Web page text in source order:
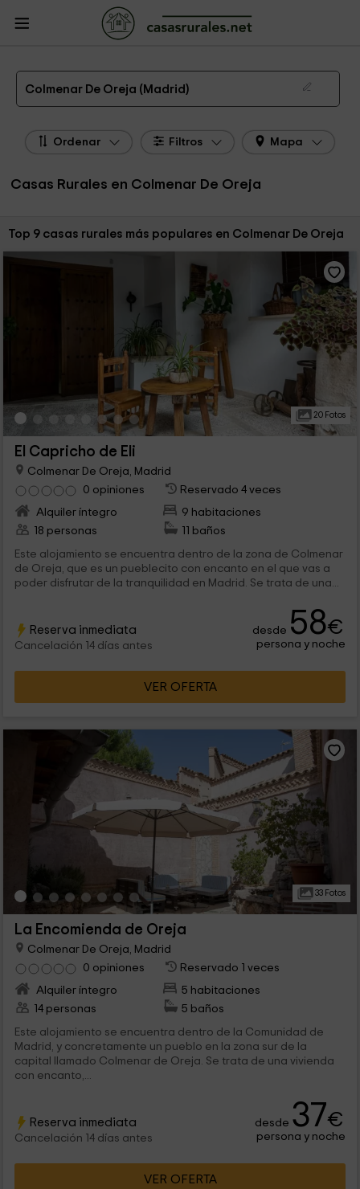
Casas Rurales
Colmenar De Oreja
Las 9 mejores casas rurales en Colmenar De Oreja de 2026
Colmenar De Oreja (Madrid)
Ordenar Filtros Mapa
Casas Rurales en Colmenar De Oreja
Ordenar por:
Top 9 casas rurales más populares en Colmenar De Oreja
20 Fotos
El Capricho de Eli
Colmenar De Oreja, Madrid
0 opiniones
Reservado 4 veces
Alquiler íntegro
9 habitaciones
18 personas
11 baños
Este alojamiento se encuentra dentro de la zona de Colmenar
de Oreja, que es un pueblecito con encanto en el que vas a
poder disfrutar de la tranquilidad en Madrid. Se trata de una...
Reserva inmediata
Cancelación 14 días antes
desde 58€
persona y noche
VER OFERTA
33 Fotos
La Encomienda de Oreja
Colmenar De Oreja, Madrid
0 opiniones
Reservado 1 veces
Alquiler íntegro
5 habitaciones
14 personas
5 baños
Este alojamiento se encuentra dentro de la Comunidad de
Madrid, y concretamente un pueblo en la zona sur de la
capital llamado Colmenar de Oreja. Se trata de una vivienda
con encanto,...
Reserva inmediata
Cancelación 14 días antes
desde 37€
persona y noche
VER OFERTA